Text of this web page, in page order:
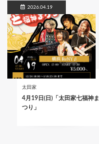
2026.04.19
太田家
4月19日(日)「太田家七福神ま
つり」